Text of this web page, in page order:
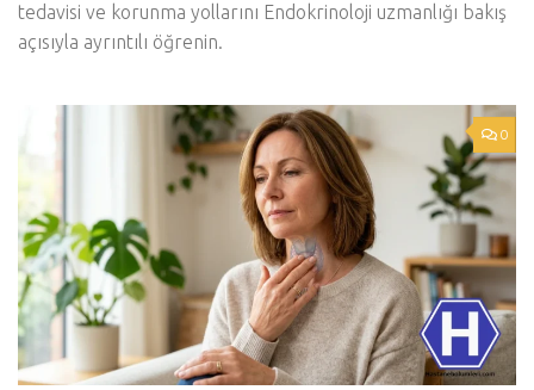
tedavisi ve korunma yollarını Endokrinoloji uzmanlığı bakış
açısıyla ayrıntılı öğrenin.
0